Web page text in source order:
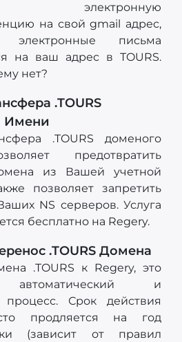
электронную
на свой gmail адрес,
электронные письма
на ваш адрес в TOURS.
нет?
.TOURS
Имени
.TOURS доменого
предотвратить
из Вашей учетной
позволяет запретить
NS серверов. Услуга
бесплатно на Regery.
.TOURS Домена
.TOURS к Regery, это
автоматический и
процесс. Срок действия
продляется на год
(зависит от правил